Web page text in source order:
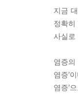
지금
정확
사실로
염증
염증’
염증’